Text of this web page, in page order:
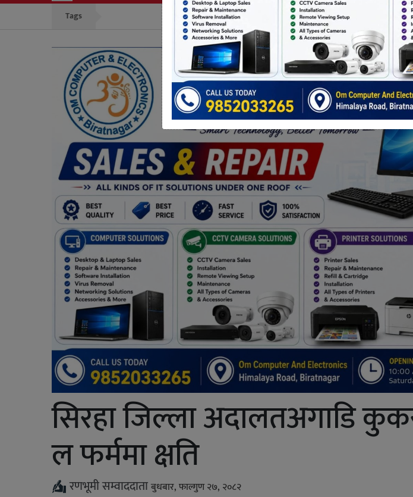
Tags
सिरहा जिल्ला अदालतअगाडि
ल फर्ममा क्षति
रणभूमी सम्वाददाताबुधबार, फाल्गुण २७, २०८२